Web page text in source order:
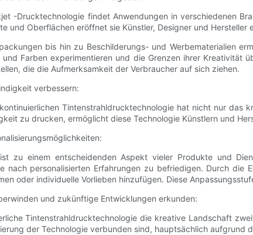
-Drucktechnologie findet Anwendungen in verschiedenen
und Oberflächen eröffnet sie Künstler, Designer und Hersteller
bis hin zu Beschilderungs- und Werbematerialien
Farben experimentieren und die Grenzen ihrer Kreativität
die die Aufmerksamkeit der Verbraucher auf sich ziehen.
verbessern:
Tintenstrahldrucktechnologie hat nicht nur
zu drucken, ermöglicht diese Technologie Künstlern und
zu einem entscheidenden Aspekt vieler Produkte und
nach personalisierten Erfahrungen zu befriedigen. Durch die
oder individuelle Vorlieben hinzufügen. Diese
und zukünftige Entwicklungen erkunden:
Tintenstrahldrucktechnologie die kreative Landschaft
der Technologie verbunden sind, hauptsächlich aufgrund